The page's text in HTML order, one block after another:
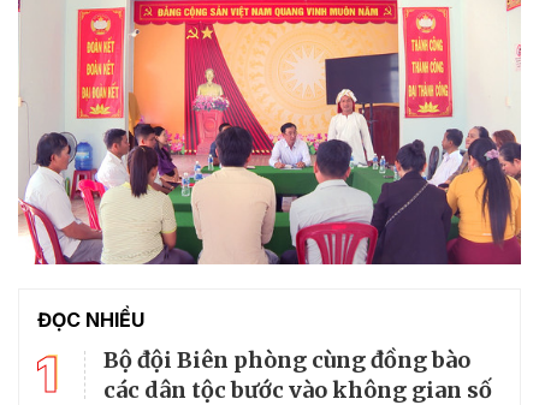
ĐỌC NHIỀU
1
Bộ đội Biên phòng cùng đồng bào
các dân tộc bước vào không gian số